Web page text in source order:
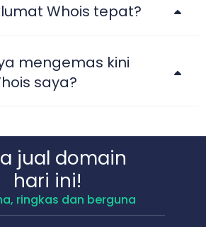
Whois tepat?
mengemas kini
saya?
jual domain
hari ini!
ringkas dan berguna